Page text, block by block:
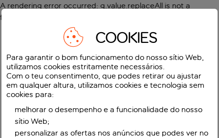
A rendering error occurred: g.value.replaceAll is not a
function
COOKIES
Para garantir o bom funcionamento do nosso sítio Web,
utilizamos cookies estritamente necessários.
Com o teu consentimento, que podes retirar ou ajustar
em qualquer altura, utilizamos cookies e tecnologia sem
cookies para:
melhorar o desempenho e a funcionalidade do nosso
sítio Web;
personalizar as ofertas nos anúncios que podes ver no